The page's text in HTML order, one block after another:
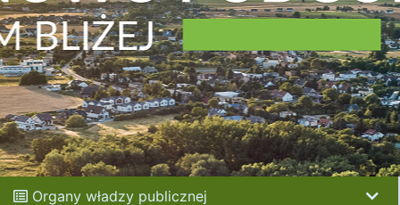
Organy władzy publicznej